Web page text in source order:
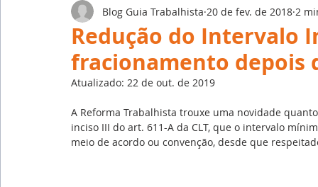
FGTS Mercado de Trabalho
Emprego Avaliação de Desempenho
Reforma Trabalhista eSocial Recursos
Redução do Intervalo
fracionamento depois
Blog Guia Trabalhista 20 de fev. de 2018 2
Atualizado: 22 de out. de 2019
A Reforma Trabalhista trouxe uma novidade
inciso III do art. 611-A da CLT, que o intervalo
meio de acordo ou convenção, desde que